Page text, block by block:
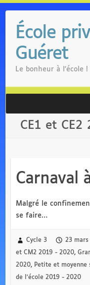
contentÉcole
Guéret
Le bonheur à l'école !
CE1 et
Carnaval
Malgré le
se faire…
Cycle 3 23
et CM2 2019 - 2020,
2020, Petite et
de l'école 2019 - 2020